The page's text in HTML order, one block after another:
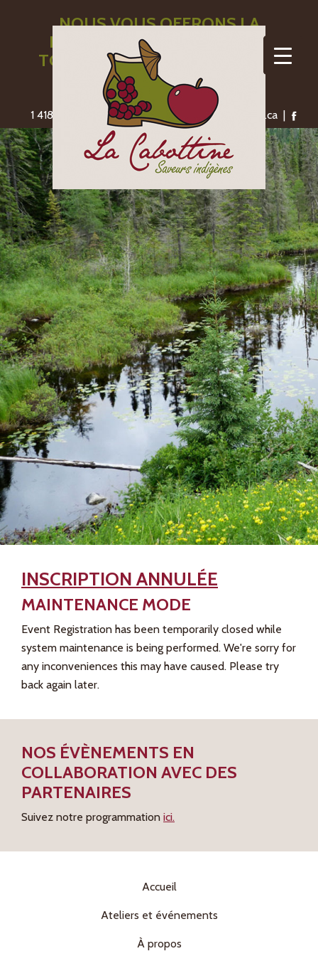
NOUS VOUS OFFRONS LA
LIVRAISON GRATUITE POUR
TOUTE COMMANDE DE 110$ ET
PLUS
1 418-775-1306 | saveursindigenes@lacabottine.ca |
INSCRIPTION ANNULÉE
MAINTENANCE MODE
Event Registration has been temporarily closed while
system maintenance is being performed. We're sorry for
any inconveniences this may have caused. Please try
back again later.
NOS ÉVÈNEMENTS EN
COLLABORATION AVEC DES
PARTENAIRES
Suivez notre programmation ici.
Accueil
Ateliers et événements
À propos